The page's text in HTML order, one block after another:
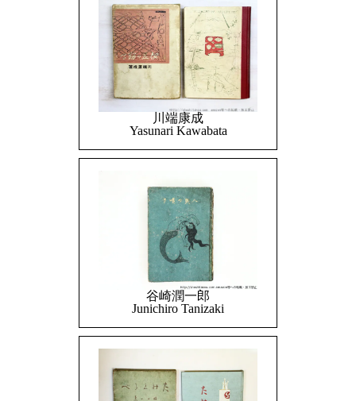
川端康成
Yasunari Kawabata
谷崎潤一郎
Junichiro Tanizaki